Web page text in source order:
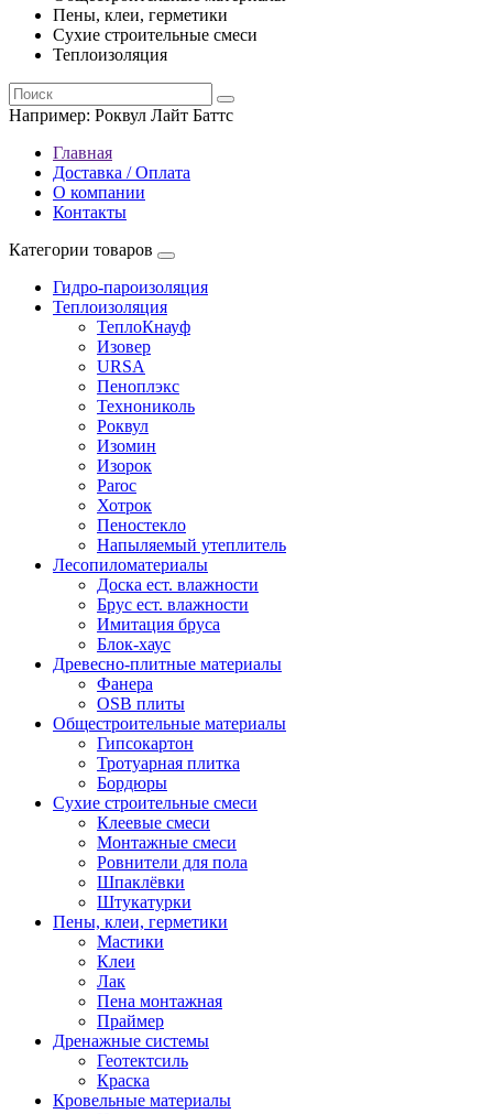
Пены, клеи, герметики
Сухие строительные смеси
Теплоизоляция
Например: Роквул Лайт Баттс
Главная
Доставка / Оплата
О компании
Контакты
Категории товаров
Гидро-пароизоляция
Теплоизоляция
ТеплоКнауф
Изовер
URSA
Пеноплэкс
Технониколь
Роквул
Изомин
Изорок
Paroc
Хотрок
Пеностекло
Напыляемый утеплитель
Лесопиломатериалы
Доска ест. влажности
Брус ест. влажности
Имитация бруса
Блок-хаус
Древесно-плитные материалы
Фанера
OSB плиты
Общестроительные материалы
Гипсокартон
Тротуарная плитка
Бордюры
Сухие строительные смеси
Клеевые смеси
Монтажные смеси
Ровнители для пола
Шпаклёвки
Штукатурки
Пены, клеи, герметики
Мастики
Клеи
Лак
Пена монтажная
Праймер
Дренажные системы
Геотектсиль
Краска
Кровельные материалы